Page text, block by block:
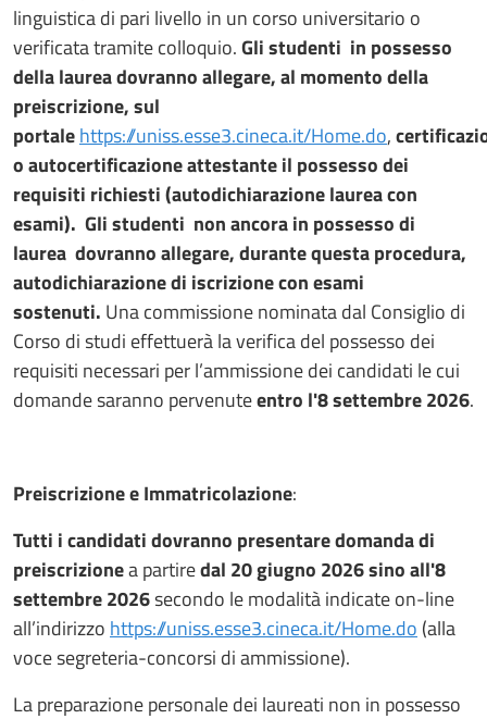
linguistica di pari livello in un corso universitario o
verificata tramite colloquio.Gli studenti in possesso
della laurea dovranno allegare, al momento della
preiscrizione, sul
portalehttps://uniss.esse3.cineca.it/Home.do,
o autocertificazione attestante il possesso dei
requisiti richiesti (autodichiarazione laurea con
esami). Gli studenti non ancora in possesso di
laurea dovranno allegare, durante questa procedura,
autodichiarazione di iscrizione con esami
sostenuti. Una commissione nominata dal Consiglio di
Corso di studi effettuerà la verifica del possesso dei
requisiti necessari per l’ammissione dei candidati le cui
domande saranno pervenuteentro l'8 settembre 2026.
Preiscrizione e Immatricolazione:
Tutti i candidati dovranno presentare domanda di
preiscrizionea partiredal 20 giugno 2026 sino all'8
settembre 2026secondo le modalità indicate on-line
all’indirizzo https://uniss.esse3.cineca.it/Home.do (alla
voce segreteria-concorsi di ammissione).
La preparazione personale dei laureati non in possesso